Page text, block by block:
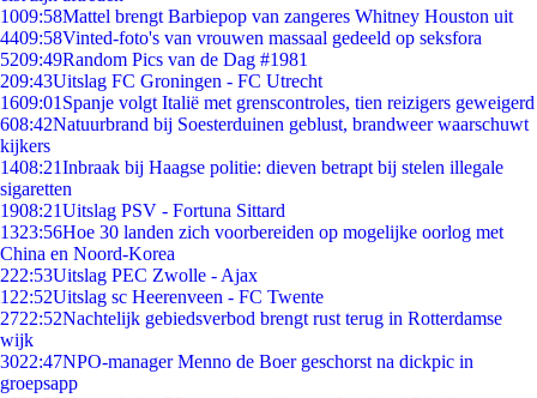
1009:58Mattel brengt Barbiepop van zangeres Whitney Houston uit
4409:58Vinted-foto's van vrouwen massaal gedeeld op seksfora
5209:49Random Pics van de Dag #1981
209:43Uitslag FC Groningen - FC Utrecht
1609:01 Spanje volgt Italië met grenscontroles, tien reizigers geweigerd
608:42Natuurbrand bij Soesterduinen geblust, brandweer waarschuwt
kijkers
1408:21Inbraak bij Haagse politie: dieven betrapt bij stelen illegale
sigaretten
1908:21Uitslag PSV - Fortuna Sittard
1323:56Hoe 30 landen zich voorbereiden op mogelijke oorlog met
China en Noord-Korea
222:53Uitslag PEC Zwolle - Ajax
1 22:52Uitslag sc Heerenveen - FC Twente
2722:52Nachtelijk gebiedsverbod brengt rust terug in Rotterdamse
wijk
3022:47NPO-manager Menno de Boer geschorst na dickpic in
groepsapp